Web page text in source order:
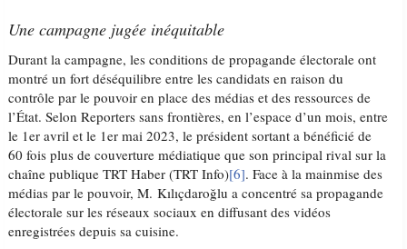
Une campagne jugée inéquitable
Durant la campagne, les conditions de propagande électorale ont
montré un fort déséquilibre entre les candidats en raison du
contrôle par le pouvoir en place des médias et des ressources de
l’État. Selon Reporters sans frontières, en l’espace d’un mois, entre
le 1er avril et le 1er mai 2023, le président sortant a bénéficié de
60 fois plus de couverture médiatique que son principal rival sur la
chaîne publique TRT Haber (TRT Info)[6]. Face à la mainmise des
médias par le pouvoir, M. Kılıçdaroğlu a concentré sa propagande
électorale sur les réseaux sociaux en diffusant des vidéos
enregistrées depuis sa cuisine.